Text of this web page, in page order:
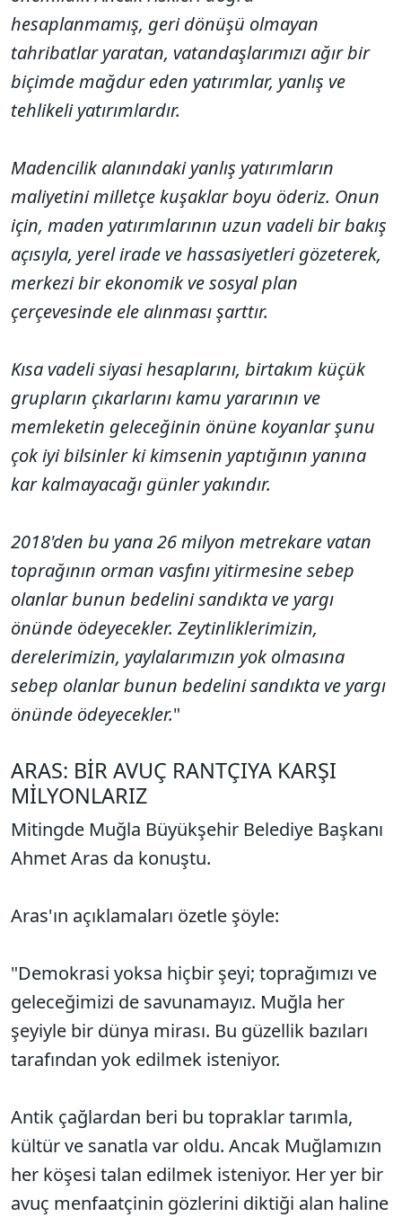
hesaplanmamış, geri dönüşü olmayan
tahribatlar yaratan, vatandaşlarımızı ağır bir
biçimde mağdur eden yatırımlar, yanlış ve
tehlikeli yatırımlardır.
Madencilik alanındaki yanlış yatırımların
maliyetini milletçe kuşaklar boyu öderiz. Onun
için, maden yatırımlarının uzun vadeli bir bakış
açısıyla, yerel irade ve hassasiyetleri gözeterek,
merkezi bir ekonomik ve sosyal plan
çerçevesinde ele alınması şarttır.
Kısa vadeli siyasi hesaplarını, birtakım küçük
grupların çıkarlarını kamu yararının ve
memleketin geleceğinin önüne koyanlar şunu
çok iyi bilsinler ki kimsenin yaptığının yanına
kar kalmayacağı günler yakındır.
2018'den bu yana 26 milyon metrekare vatan
toprağının orman vasfını yitirmesine sebep
olanlar bunun bedelini sandıkta ve yargı
önünde ödeyecekler. Zeytinliklerimizin,
derelerimizin, yaylalarımızın yok olmasına
sebep olanlar bunun bedelini sandıkta ve yargı
önünde ödeyecekler."
ARAS: BİR AVUÇ RANTÇIYA KARŞI
MİLYONLARIZ
Mitingde Muğla Büyükşehir Belediye Başkanı
Ahmet Aras da konuştu.
Aras'ın açıklamaları özetle şöyle:
"Demokrasi yoksa hiçbir şeyi; toprağımızı ve
geleceğimizi de savunamayız. Muğla her
şeyiyle bir dünya mirası. Bu güzellik bazıları
tarafından yok edilmek isteniyor.
Antik çağlardan beri bu topraklar tarımla,
kültür ve sanatla var oldu. Ancak Muğlamızın
her köşesi talan edilmek isteniyor. Her yer bir
avuç menfaatçinin gözlerini diktiği alan haline